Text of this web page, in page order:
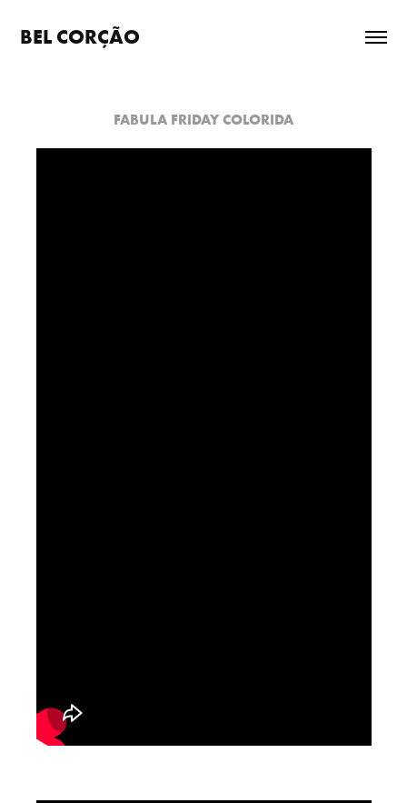
BEL CORÇÃO
FABULA FRIDAY COLORIDA